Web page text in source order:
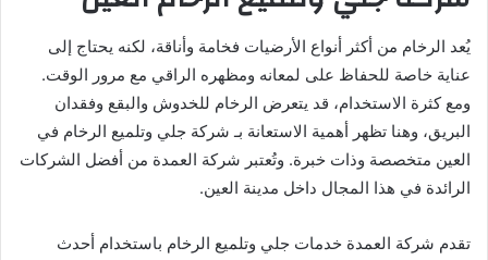
يُعد الرخام من أكثر أنواع الأرضيات فخامة وأناقة، لكنه يحتاج إلى
عناية خاصة للحفاظ على لمعانه ومظهره الراقي مع مرور الوقت.
ومع كثرة الاستخدام، قد يتعرض الرخام للخدوش والبقع وفقدان
البريق، وهنا تظهر أهمية الاستعانة بـ شركة جلي وتلميع الرخام في
العين متخصصة وذات خبرة. وتُعتبر شركة العمدة من أفضل الشركات
الرائدة في هذا المجال داخل مدينة العين.
تقدم شركة العمدة خدمات جلي وتلميع الرخام باستخدام أحدث